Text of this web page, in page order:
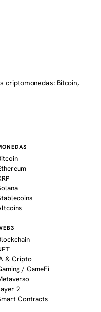
criptomonedas: Bitcoin,
& Cripto
/ GameFi
2
Contracts